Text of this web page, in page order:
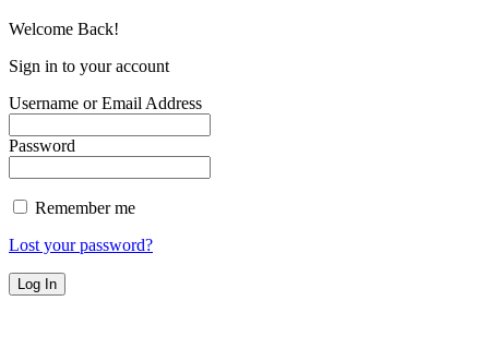
Welcome Back!
Sign in to your account
Username or Email Address
Password
Remember me
Lost your password?